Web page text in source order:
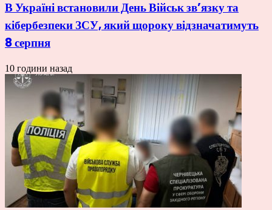
В Україні встановили День Військ зв’язку та
кібербезпеки ЗСУ, який щороку відзначатимуть
8 серпня
10 години назад